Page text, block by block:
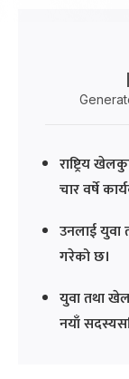
राष्ट्रिय
चार वर्षे
उनलाई युवा
गरेको छ।
युवा तथा
नयाँ